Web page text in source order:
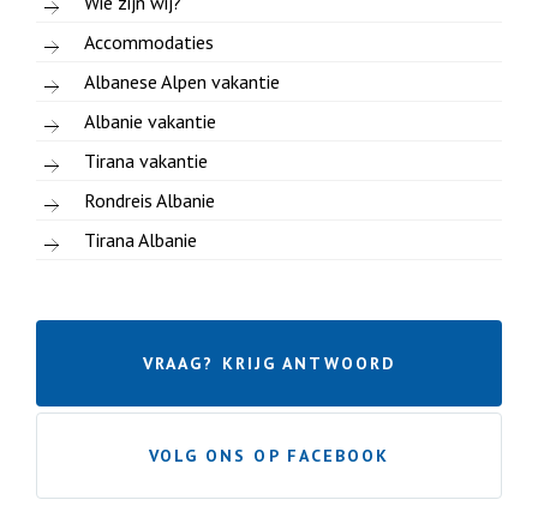
Accommodaties
Albanese Alpen vakantie
Albanie vakantie
Tirana vakantie
Rondreis Albanie
Tirana Albanie
VRAAG? KRIJG ANTWOORD
VOLG ONS OP FACEBOOK